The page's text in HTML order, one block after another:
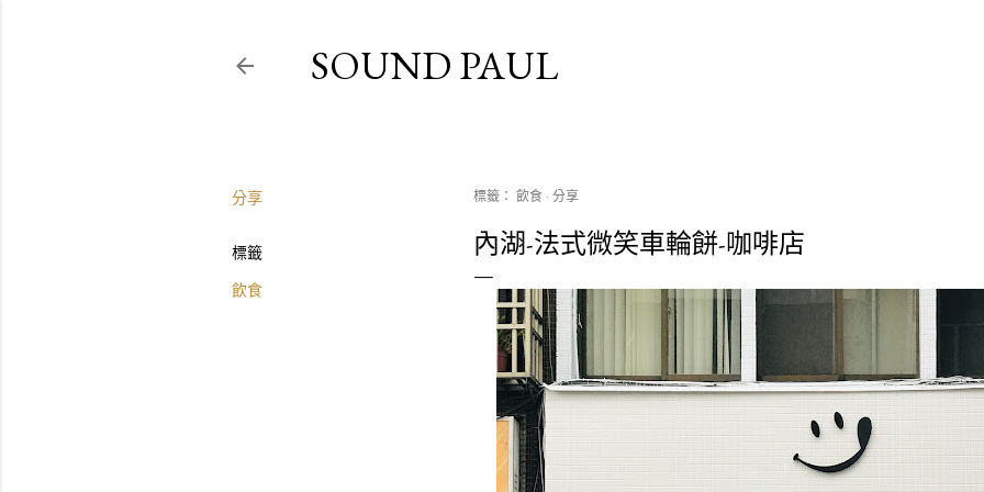
SOUND PAUL
分享
標籤
飲食
標籤： 飲食 分享
內湖-法式微笑車輪餅-咖啡店